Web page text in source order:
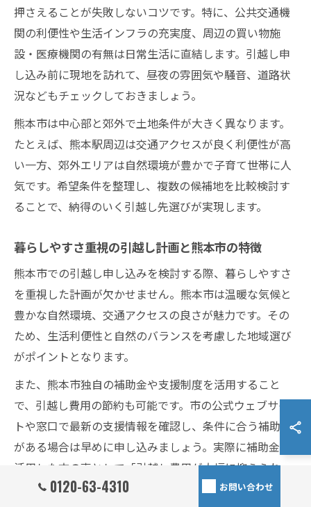
押さえることが失敗しないコツです。特に、公共交通機
関の利便性や生活インフラの充実度、周辺の買い物施
設・医療機関の有無は日常生活に直結します。引越し申
し込み前に現地を訪れて、昼夜の雰囲気や騒音、道路状
況などもチェックしておきましょう。
熊本市は中心部と郊外で土地条件が大きく異なります。
たとえば、熊本駅周辺は交通アクセスが良く利便性が高
い一方、郊外エリアは自然環境が豊かで子育て世帯に人
気です。希望条件を整理し、複数の候補地を比較検討す
ることで、納得のいく引越し先選びが実現します。
暮らしやすさ重視の引越し計画と熊本市の特徴
熊本市での引越し申し込みを検討する際、暮らしやすさ
を重視した計画が欠かせません。熊本市は温暖な気候と
豊かな自然環境、交通アクセスの良さが魅力です。その
ため、生活利便性と自然のバランスを考慮した地域選び
がポイントとなります。
また、熊本市独自の補助金や支援制度を活用すること
で、引越し費用の節約も可能です。市の公式ウェブサイ
トや窓口で最新の支援情報を確認し、条件に合う補助金
がある場合は早めに申し込みましょう。実際に補助金を
活用した方の声として「引越し費用が大幅に抑えられ
た」といった成功例も多く、計画的な情報収集が暮らし
0120-63-4310 お問い合わせ